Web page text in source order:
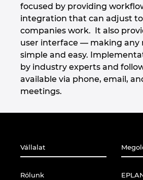
focused by providing
integration that can adjust
companies work. It also
user interface — making any
simple and easy.
by industry experts and
available via phone, email,
meetings.
Vállalat
Rólunk
Finland
France
Germany
Greece
India
Indonesia